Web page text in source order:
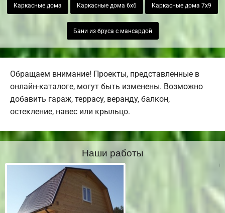
Каркасные дома Каркасные дома 6х6 Каркасные дома 7х9
Бани из бруса с мансардой
Обращаем внимание! Проекты, представленные в
онлайн-каталоге, могут быть изменены. Возможно
добавить гараж, террасу, веранду, балкон,
остекление, навес или крыльцо.
Наши работы